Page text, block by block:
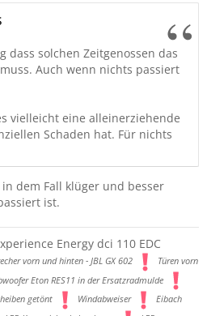
dass solchen Zeitgenossen das
Auch wenn nichts passiert
vielleicht eine alleinerziehende
Schaden hat. Für nichts
dem Fall klüger und besser
ist.
Energy dci 110 EDC
vorn und hinten - JBL GX 602
Türen vorn
Eton RES11 in der Ersatzradmulde
getönt Windabweiser
Eibach